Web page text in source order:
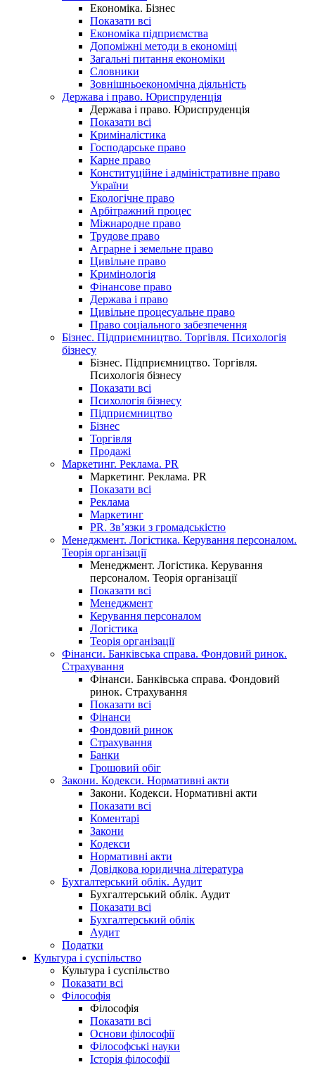
Економіка. Бізнес
Показати всі
Економіка підприємства
Допоміжні методи в економіці
Загальні питання економіки
Словники
Зовнішньоекономічна діяльність
Держава і право. Юриспруденція
Держава і право. Юриспруденція
Показати всі
Криміналістика
Господарське право
Карне право
Конституційне і адміністративне право
України
Екологічне право
Арбітражний процес
Міжнародне право
Трудове право
Аграрне і земельне право
Цивільне право
Кримінологія
Фінансове право
Держава і право
Цивільне процесуальне право
Право соціального забезпечення
Бізнес. Підприємництво. Торгівля. Психологія
бізнесу
Бізнес. Підприємництво. Торгівля.
Психологія бізнесу
Показати всі
Психологія бізнесу
Підприємництво
Бізнес
Торгівля
Продажі
Маркетинг. Реклама. PR
Маркетинг. Реклама. PR
Показати всі
Реклама
Маркетинг
PR. Зв’язки з громадськістю
Менеджмент. Логістика. Керування персоналом.
Теорія організації
Менеджмент. Логістика. Керування
персоналом. Теорія організації
Показати всі
Менеджмент
Керування персоналом
Логістика
Теорія організації
Фінанси. Банківська справа. Фондовий ринок.
Страхування
Фінанси. Банківська справа. Фондовий
ринок. Страхування
Показати всі
Фінанси
Фондовий ринок
Страхування
Банки
Грошовий обіг
Закони. Кодекси. Нормативні акти
Закони. Кодекси. Нормативні акти
Показати всі
Коментарі
Закони
Кодекси
Нормативні акти
Довідкова юридична література
Бухгалтерський облік. Аудит
Бухгалтерський облік. Аудит
Показати всі
Бухгалтерський облік
Аудит
Податки
Культура і суспільство
Культура і суспільство
Показати всі
Філософія
Філософія
Показати всі
Основи філософії
Філософські науки
Історія філософії